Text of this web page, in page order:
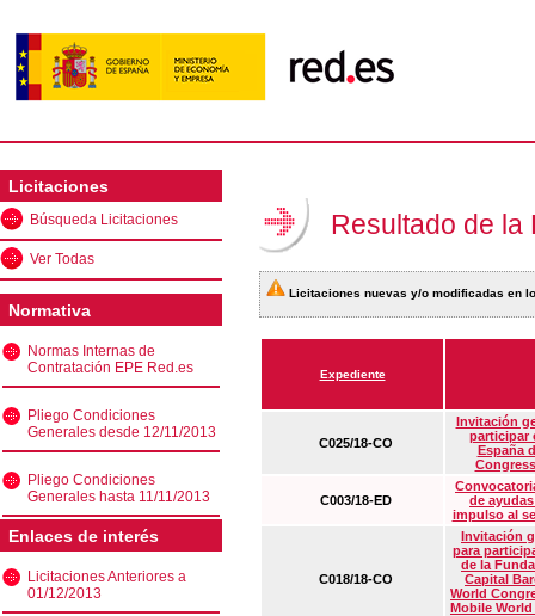
Licitaciones
Búsqueda Licitaciones
Ver Todas
Normativa
Normas Internas de
Contratación EPE Red.es
Pliego Condiciones
Generales desde 12/11/2013
Pliego Condiciones
Generales hasta 11/11/2013
Enlaces de interés
Licitaciones Anteriores a
01/12/2013
Resultado de la
Licitaciones nuevas y/o modificadas en
Expediente
C025/18-CO
Invitación
participar
España
C003/18-ED
de
impulso al
C018/18-CO
Invitación
para
de la
Capital
World
Mobile